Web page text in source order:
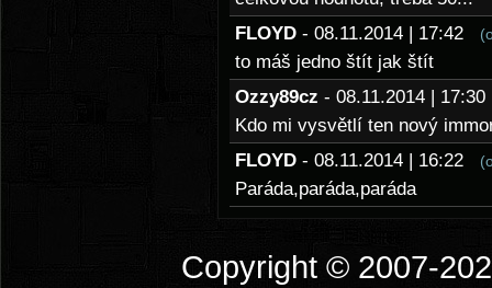
FLOYD - 08.11.2014 | 17:42
to máš jedno štít jak štít
Ozzy89cz - 08.11.2014 |
Kdo mi vysvětlí ten nový
FLOYD - 08.11.2014 | 16:22
Paráda,paráda,paráda
Copyright © 2007-